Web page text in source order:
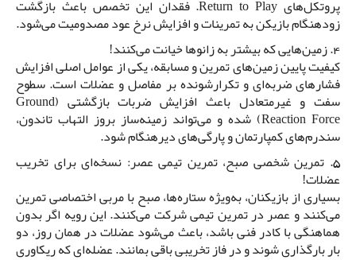
پروتکل‌های Return to Play. فقدان این تخصص باعث بازگشت
زودهنگام بازیکن به تمرینات و افزایش نرخ عود مصدومیت می‌شود.
4. زمین‌هایی که بیشتر به زانوها خیانت می‌کنند!
کیفیت پایین زمین‌های تمرین و مسابقه، یکی از عوامل اصلی افزایش
فشارهای ضربه‌ای و تکرارشونده بر مفاصل و عضلات است. سطوح
سفت و غیرمتعادل باعث افزایش ضربات بازگشتی (Ground
Reaction Force) شده و می‌تواند زمینه‌ساز بروز التهاب تاندون،
سندرم‌های کمپارتمان و پارگی‌های دیرهنگام شود.
5. تمرین شخصی صبح، تمرین تیمی عصر: نسخه‌ای برای تخریب
عضلات!
بسیاری از بازیکنان، به‌ویژه ستاره‌ها، صبح با مربی اختصاصی تمرین
می‌کنند و عصر در تمرین تیمی شرکت می‌کنند. این رویه اگر بدون
هماهنگی با کادر فنی باشد، باعث می‌شود عضلات در همان روز، دو
بار بارگذاری شوند و در فاز تخریبی باقی بمانند. عضله‌ای که ریکاوری